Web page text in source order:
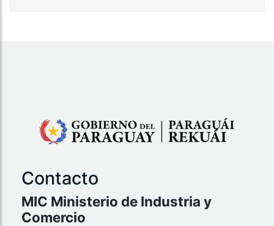
Contacto
MIC Ministerio de Industria y
Comercio